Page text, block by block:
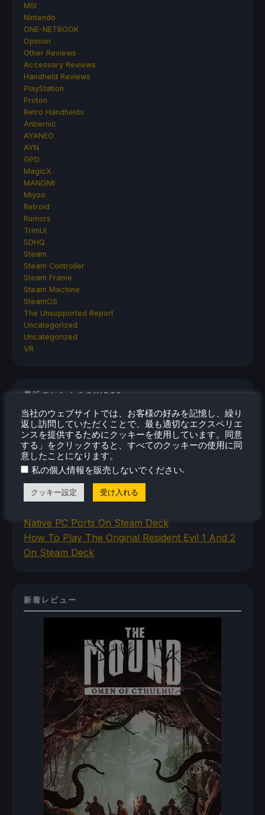
MSI
Nintendo
ONE-NETBOOK
Opinion
Other Reviews
Accessory Reviews
Handheld Reviews
PlayStation
Proton
Retro Handhelds
Anbernic
AYANEO
AYN
GPD
MagicX
MANGMI
Miyoo
Retroid
Rumors
TrimUI
SDHQ
Steam
Steam Controller
Steam Frame
Steam Machine
SteamOS
The Unsupported Report
Uncategorized
Uncategorized
VR
最近のヒント＆GUIDES
How To Play Stardew Valley In 3D On Steam
Deck
How To Set Up The Steam Controller On The
Steam Deck
How To Install The Legend of Zelda: Twilight
Princess PC Port On Steam Deck
Native PC Ports On Steam Deck
How To Play The Original Resident Evil 1 And 2
On Steam Deck
新着レビュー
当社のウェブサイトでは、お客様の好みを記憶し、繰り
返し訪問していただくことで、最も適切なエクスペリエ
ンスを提供するためにクッキーを使用しています。同意
する」をクリックすると、すべてのクッキーの使用に同
意したことになります。
私の個人情報を販売しないでください.
クッキー設定 受け入れる